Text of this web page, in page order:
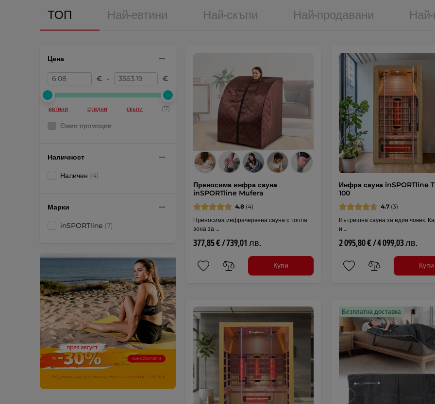
ТОП Най-евтини Най-скъпи Най-продавани
Цена
€ - €
евтини средни скъпи
(7)
Само промоции
Наличност
Наличен (4)
Марки
inSPORTline (7)
Преносима инфра сауна
inSPORTline Mufera
4.8 (4)
Преносима инфрачервена сауна с топла
зона за …
377,85 € / 739,01 лв.
Купи
Инфра сауна inSPORTline
100
4.7(3)
Вътрешна сауна за един човек.
и …
2 095,80 € / 4 099,03 лв.
Купи
Безплатна доставка